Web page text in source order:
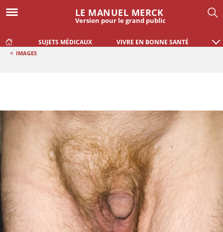
LE MANUEL MERCK
Version pour le grand public
SUJETS MÉDICAUX VIVRE EN BONNE SANTÉ
< IMAGES